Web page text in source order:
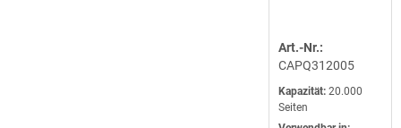
Art.-Nr.:
CAPQ312005
Kapazität: 20.000
Seiten